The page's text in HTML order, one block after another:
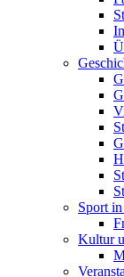
Sport
Kultur